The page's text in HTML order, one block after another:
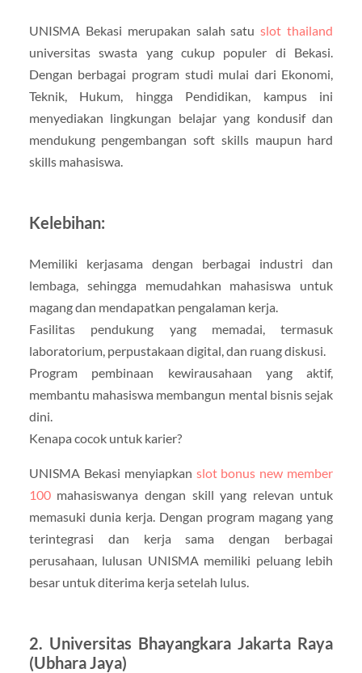
UNISMA Bekasi merupakan salah satuslot thailand
universitas swasta yang cukup populer di Bekasi.
Dengan berbagai program studi mulai dari Ekonomi,
Teknik, Hukum, hingga Pendidikan, kampus ini
menyediakan lingkungan belajar yang kondusif dan
mendukung pengembangan soft skills maupun hard
skills mahasiswa.
Kelebihan:
Memiliki kerjasama dengan berbagai industri dan
lembaga, sehingga memudahkan mahasiswa untuk
magang dan mendapatkan pengalaman kerja.
Fasilitas pendukung yang memadai, termasuk
laboratorium, perpustakaan digital, dan ruang diskusi.
Program pembinaan kewirausahaan yang aktif,
membantu mahasiswa membangun mental bisnis sejak
dini.
Kenapa cocok untuk karier?
UNISMA Bekasi menyiapkan slot bonus new member
100mahasiswanya dengan skill yang relevan untuk
memasuki dunia kerja. Dengan program magang yang
terintegrasi dan kerja sama dengan berbagai
perusahaan, lulusan UNISMA memiliki peluang lebih
besar untuk diterima kerja setelah lulus.
2. Universitas Bhayangkara Jakarta Raya
(Ubhara Jaya)